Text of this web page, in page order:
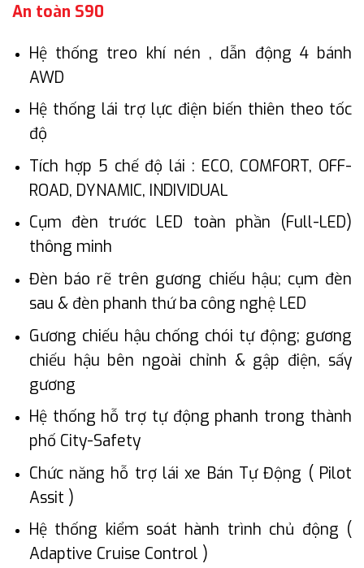
An toàn S90
Hệ thống treo khí nén , dẫn động 4 bánh
AWD
Hệ thống lái trợ lực điện biến thiên theo tốc
độ
Tích hợp 5 chế độ lái : ECO, COMFORT, OFF-
ROAD, DYNAMIC, INDIVIDUAL
Cụm đèn trước LED toàn phần (Full-LED)
thông minh
Đèn báo rẽ trên gương chiếu hậu; cụm đèn
sau & đèn phanh thứ ba công nghệ LED
Gương chiếu hậu chống chói tự động; gương
chiếu hậu bên ngoài chỉnh & gập điện, sấy
gương
Hệ thống hỗ trợ tự động phanh trong thành
phố City-Safety
Chức năng hỗ trợ lái xe Bán Tự Động ( Pilot
Assit )
Hệ thống kiểm soát hành trình chủ động (
Adaptive Cruise Control )